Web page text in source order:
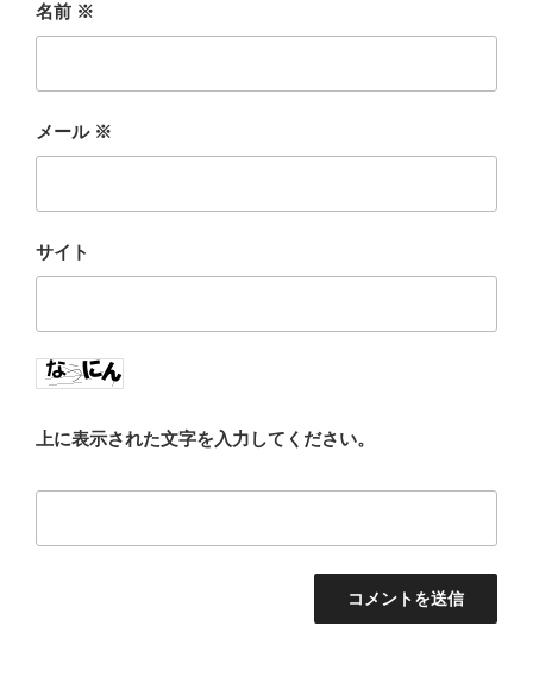
名前 ※
メール ※
サイト
上に表示された文字を入力してください。